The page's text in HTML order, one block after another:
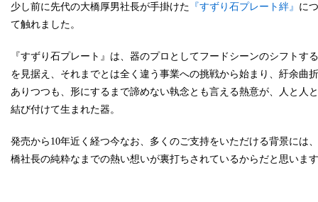
少し前に先代の大橋厚男社長が手掛けた 『すずり石プレート絆』 に
て触れました。
『すずり石プレート』は、器のプロとしてフードシーンのシフトす
を見据え、それまでとは全く違う事業への挑戦から始まり、紆余曲
ありつつも、形にするまで諦めない執念とも言える熱意が、人と人
結び付けて生まれた器。
発売から10年近く経つ今なお、多くのご支持をいただける背景には
橋社長の純粋なまでの熱い想いが裏打ちされているからだと思いま